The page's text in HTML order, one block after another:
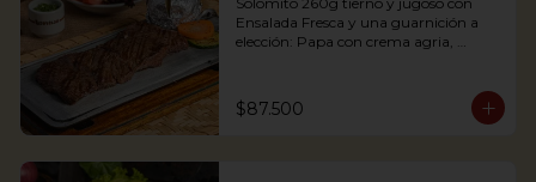
potato with sour cream and house
salad. Single term.
Ensalada Fresca y una guarnición a
elección: Papa con crema agria,
Yuca, Puré de papa y arracacha
$87.500